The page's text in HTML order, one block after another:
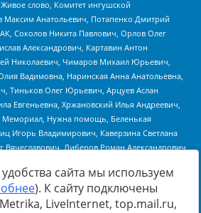
uploaded/files/reestr-
сайта мы используем
). К сайту подключены
LiveInternet, top.mail.ru,